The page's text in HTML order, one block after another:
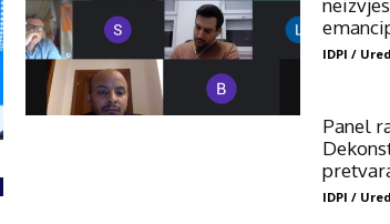
IDPI /
Panel
IDPI /